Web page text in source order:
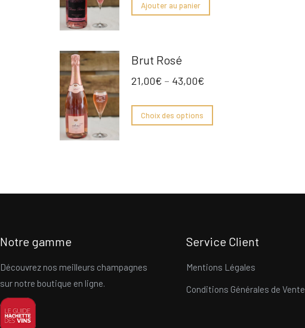
Ajouter au panier
Brut Rosé
21,00€ – 43,00€
Choix des options
Notre gamme
Découvrez nos meilleurs champagnes
sur notre boutique en ligne.
Service Client
Mentions Légales
Conditions Générales de Vente